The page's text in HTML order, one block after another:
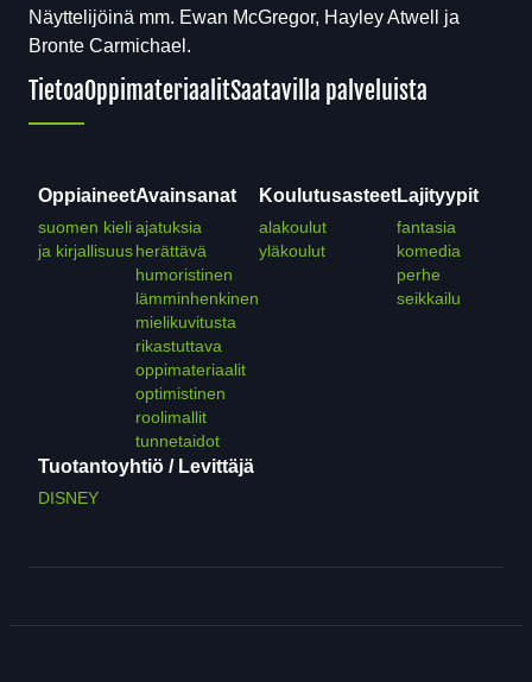
Näyttelijöinä mm. Ewan McGregor, Hayley Atwell ja
Bronte Carmichael.
TietoaOppimateriaalitSaatavilla palveluista
Oppiaineet
suomen kieli
ja kirjallisuus
Avainsanat
ajatuksia
herättävä
humoristinen
lämminhenkinen
mielikuvitusta
rikastuttava
oppimateriaalit
optimistinen
roolimallit
tunnetaidot
Koulutusasteet
alakoulut
yläkoulut
Lajityypit
fantasia
komedia
perhe
seikkailu
Tuotantoyhtiö / Levittäjä
DISNEY